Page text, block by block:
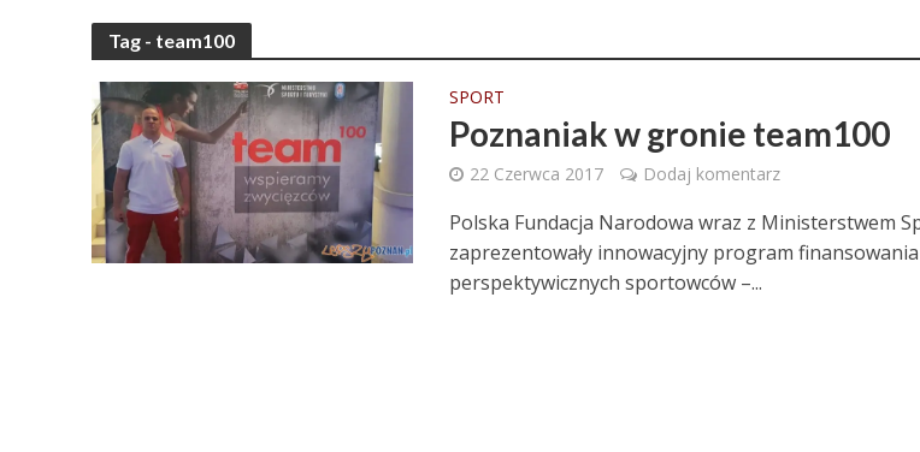
Tag - team100
SPORT
Poznaniak w gronie team100
22 Czerwca 2017 Dodaj komentarz
Polska Fundacja Narodowa wraz z Ministerstwem
zaprezentowały innowacyjny program finansowania
perspektywicznych sportowców –...